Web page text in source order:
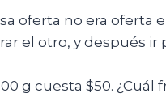
oferta no era oferta
el otro, y después ir
g cuesta $50.